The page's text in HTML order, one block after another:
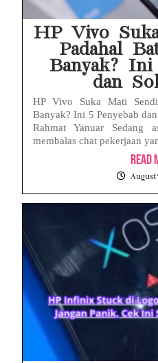
HP Vivo
Padahal
Banyak? Ini
dan
HP Vivo Suka Mati
Banyak? Ini 5 Penyebab
Rahmat Yanuar Sedang
membalas chat pekerjaan
Read
August